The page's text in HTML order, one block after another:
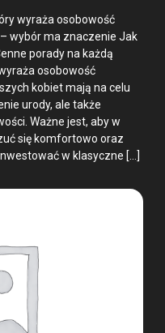
wyraża osobowość
– wybór ma znaczenie Jak
porady na każdą
osobowość
kobiet mają na celu
urody, ale także
Ważne jest, aby w
się komfortowo oraz
w klasyczne […]